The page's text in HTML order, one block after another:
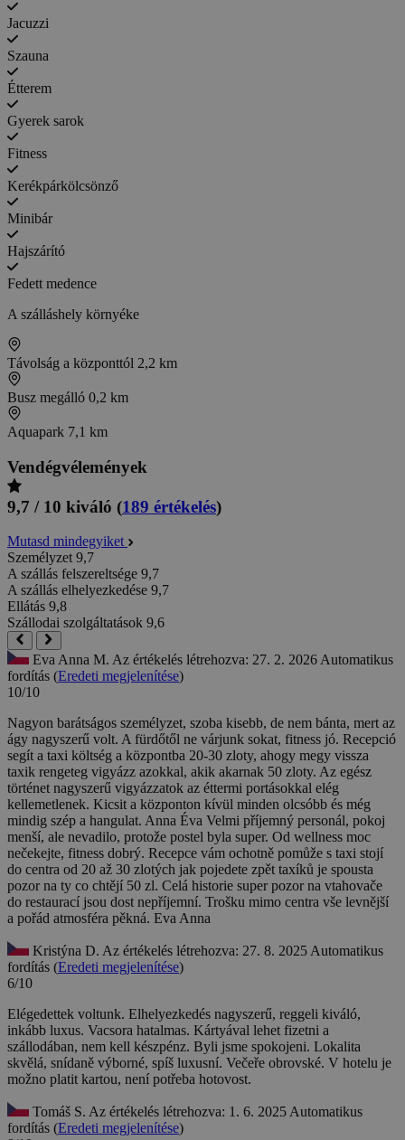
Jacuzzi
Szauna
Étterem
Gyerek sarok
Fitness
Kerékpárkölcsönző
Minibár
Hajszárító
Fedett medence
A szálláshely környéke
Távolság a központtól 2,2 km
Busz megálló 0,2 km
Aquapark 7,1 km
Vendégvélemények
9,7 / 10 kiváló (189 értékelés)
Mutasd mindegyiket
Személyzet 9,7
A szállás felszereltsége 9,7
A szállás elhelyezkedése 9,7
Ellátás 9,8
Szállodai szolgáltatások 9,6
Eva Anna M. Az értékelés létrehozva: 27. 2. 2026Automatikus
fordítás (Eredeti megjelenítése)
10/10
Nagyon barátságos személyzet, szoba kisebb, de nem bánta, mert az
ágy nagyszerű volt. A fürdőtől ne várjunk sokat, fitness jó. Recepció
segít a taxi költség a központba 20-30 zloty, ahogy megy vissza
taxik rengeteg vigyázz azokkal, akik akarnak 50 zloty. Az egész
történet nagyszerű vigyázzatok az éttermi portásokkal elég
kellemetlenek. Kicsit a központon kívül minden olcsóbb és még
mindig szép a hangulat. Anna Éva Velmi příjemný personál, pokoj
menší, ale nevadilo, protože postel byla super. Od wellness moc
nečekejte, fitness dobrý. Recepce vám ochotně pomůže s taxi stojí
do centra od 20 až 30 zlotých jak pojedete zpět taxíků je spousta
pozor na ty co chtějí 50 zl. Celá historie super pozor na vtahovače
do restaurací jsou dost nepříjemní. Trošku mimo centra vše levnější
a pořád atmosféra pěkná. Eva Anna
Kristýna D. Az értékelés létrehozva: 27. 8. 2025Automatikus
fordítás (Eredeti megjelenítése)
6/10
Elégedettek voltunk. Elhelyezkedés nagyszerű, reggeli kiváló,
inkább luxus. Vacsora hatalmas. Kártyával lehet fizetni a
szállodában, nem kell készpénz. Byli jsme spokojeni. Lokalita
skvělá, snídaně výborné, spíš luxusní. Večeře obrovské. V hotelu je
možno platit kartou, není potřeba hotovost.
Tomáš S. Az értékelés létrehozva: 1. 6. 2025Automatikus
fordítás (Eredeti megjelenítése)